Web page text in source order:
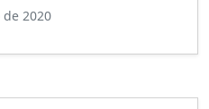
de 2020